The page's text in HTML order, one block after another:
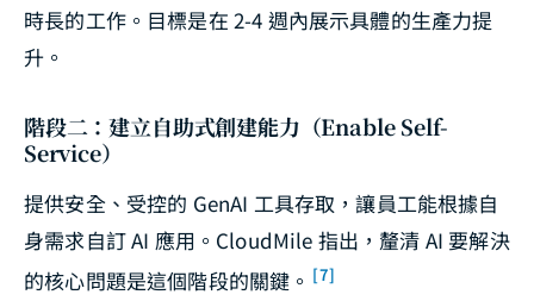
時長的工作。目標是在 2-4 週內展示具體的生產力提
升。
階段二：建立自助式創建能力（Enable Self-
Service）
提供安全、受控的 GenAI 工具存取，讓員工能根據自
身需求自訂 AI 應用。CloudMile 指出，釐清 AI 要解決
的核心問題是這個階段的關鍵。 [7]